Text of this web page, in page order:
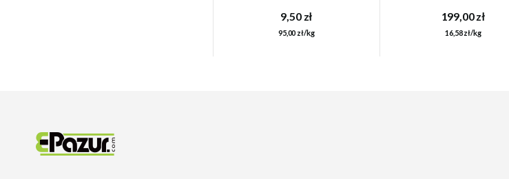
9,50 zł
95,00 zł/kg
Large Breed Lamb
12kg
199,00 zł
16,58 zł/kg